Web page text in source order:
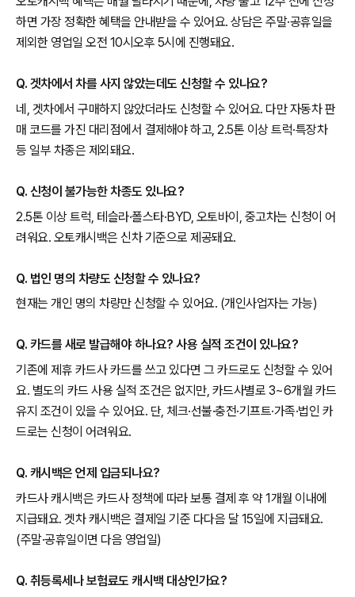
하면 가장 정확한 혜택을 안내받을 수 있어요. 상담은 주말·공휴일을
제외한 영업일 오전 10시오후 5시에 진행돼요.
Q. 겟차에서 차를 사지 않았는데도 신청할 수 있나요?
네, 겟차에서 구매하지 않았더라도 신청할 수 있어요. 다만 자동차 판
매 코드를 가진 대리점에서 결제해야 하고, 2.5톤 이상 트럭·특장차
등 일부 차종은 제외돼요.
Q. 신청이 불가능한 차종도 있나요?
2.5톤 이상 트럭, 테슬라·폴스타·BYD, 오토바이, 중고차는 신청이 어
려워요. 오토캐시백은 신차 기준으로 제공돼요.
Q. 법인 명의 차량도 신청할 수 있나요?
현재는 개인 명의 차량만 신청할 수 있어요. (개인사업자는 가능)
Q. 카드를 새로 발급해야 하나요? 사용 실적 조건이 있나요?
기존에 제휴 카드사 카드를 쓰고 있다면 그 카드로도 신청할 수 있어
요. 별도의 카드 사용 실적 조건은 없지만, 카드사별로 3~6개월 카드
유지 조건이 있을 수 있어요. 단, 체크·선불·충전·기프트·가족·법인 카
드로는 신청이 어려워요.
Q. 캐시백은 언제 입금되나요?
카드사 캐시백은 카드사 정책에 따라 보통 결제 후 약 1개월 이내에
지급돼요. 겟차 캐시백은 결제일 기준 다다음 달 15일에 지급돼요.
(주말·공휴일이면 다음 영업일)
Q. 취등록세나 보험료도 캐시백 대상인가요?